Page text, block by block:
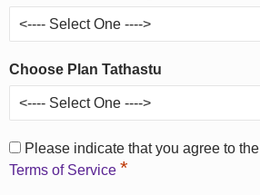
Choose Plan Tathastu
Please indicate that you agree to the
Terms of Service *